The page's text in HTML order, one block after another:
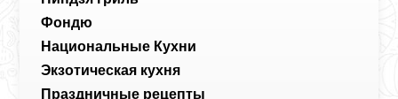
Фондю
Национальные Кухни
Экзотическая кухня
Праздничные рецепты